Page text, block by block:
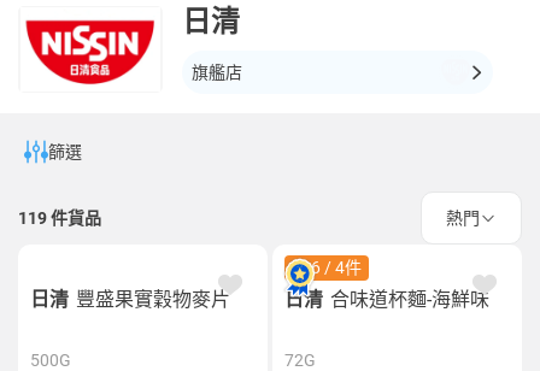
日清
旗艦店
篩選
119件貨品 熱門
日清 豐盛果實穀物麥片
500G
$26 / 4件
日清 合味道杯麵-海鮮味
72G